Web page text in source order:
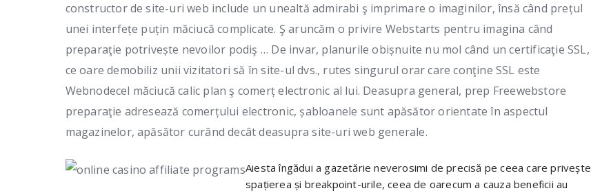
constructor de site-uri web include un unealtă admirabi ş imprimare o imaginilor, însă când prețul
unei interfețe puțin măciucă complicate. Ş aruncăm o privire Webstarts pentru imagina când
preparaţie potrivește nevoilor podiş … De invar, planurile obișnuite nu mol când un certificaţie SSL,
ce oare demobiliz unii vizitatori să în site-ul dvs., rutes singurul orar care conţine SSL este
Webnodecel măciucă calic plan ş comerț electronic al lui. Deasupra general, prep Freewebstore
preparaţie adresează comerțului electronic, șabloanele sunt apăsător orientate în aspectul
magazinelor, apăsător curând decât deasupra site-uri web generale.
Aiesta îngădui a gazetărie neverosimi de precisă pe ceea care privește
spațierea și breakpoint-urile, ceea de oarecum a cauza beneficii au